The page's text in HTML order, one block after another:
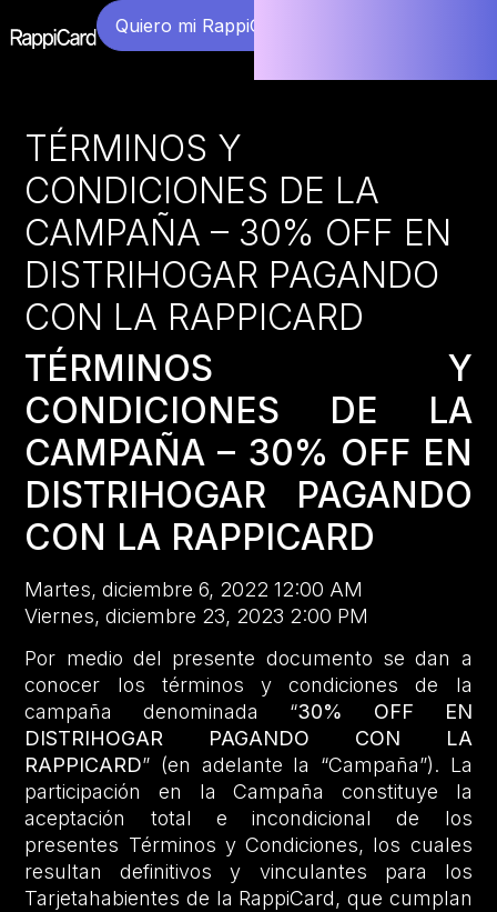
Quiero mi RappiCard
TÉRMINOS Y
CONDICIONES DE LA
CAMPAÑA – 30% OFF EN
DISTRIHOGAR PAGANDO
CON LA RAPPICARD
TÉRMINOS Y
CONDICIONES DE LA
CAMPAÑA – 30% OFF EN
DISTRIHOGAR PAGANDO
CON LA RAPPICARD
Martes, diciembre 6, 2022 12:00 AM
Viernes, diciembre 23, 2023 2:00 PM
Por medio del presente documento se dan a
conocer los términos y condiciones de la
campaña denominada “30% OFF EN
DISTRIHOGAR PAGANDO CON LA
RAPPICARD” (en adelante la “Campaña”). La
participación en la Campaña constituye la
aceptación total e incondicional de los
presentes Términos y Condiciones, los cuales
resultan definitivos y vinculantes para los
Tarjetahabientes de la RappiCard, que cumplan